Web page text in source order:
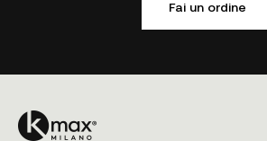
Fai un ordine